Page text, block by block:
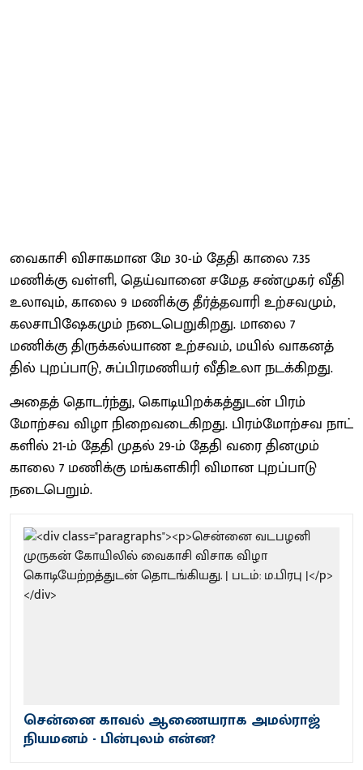
வைகாசி விசாக​மான மே 30-ம் தேதி காலை 7.35
மணிக்கு வள்ளி, தெய்​வானை சமேத சண்​முகர் வீதி
உலா​வும், காலை 9 மணிக்கு தீர்த்​த​வாரி உற்​சவ​மும்,
கலசாபிஷேக​மும் நடை​பெறுகிறது. மாலை 7
மணிக்கு திருக்​கல்​யாண உற்​சவம், மயில் வாக​னத்​
தில் புறப்​பாடு, சுப்​பிரமணி​யர் வீதிஉலா நடக்​கிறது.
அதைத் தொடர்ந்​து, கொடி​யிறக்​கத்​துடன் பிரம்​
மோற்சவ விழா நிறைவடைகிறது. பிரம்​மோற்சவ நாட்​
களில் 21-ம் தேதி முதல் 29-ம் தேதி வரை தின​மும்​
காலை 7 மணிக்​கு மங்​களகிரி வி​மான புறப்​பாடு
நடைபெறும்​.
சென்னை காவல் ஆணையராக அமல்ராஜ்
நியமனம் - பின்புலம் என்ன?